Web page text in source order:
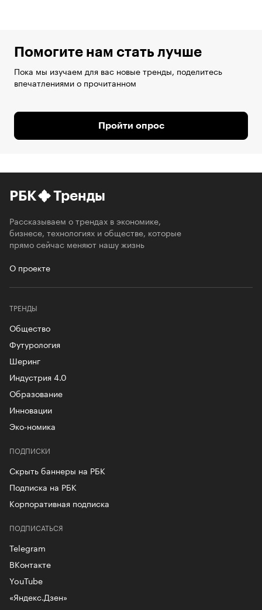
Помогите нам стать лучше
Пока мы изучаем для вас новые тренды, поделитесь
впечатлениями о прочитанном
Пройти опрос
РБК Тренды
Рассказываем о трендах в экономике,
бизнесе, технологиях и обществе, которые
прямо сейчас меняют нашу жизнь
О проекте
ТРЕНДЫ
Общество
Футурология
Шеринг
Индустрия 4.0
Образование
Инновации
Эко-номика
ПОДПИСКИ
Скрыть баннеры на РБК
Подписка на РБК
Корпоративная подписка
ПОДПИСАТЬСЯ
Telegram
ВКонтакте
YouTube
«Яндекс.Дзен»